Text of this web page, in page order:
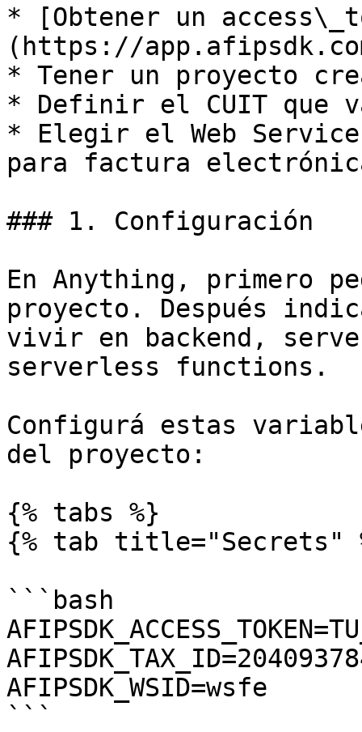
* [Obtener un
(https://
* Tener un proyecto
* Definir el CUIT que
* Elegir el Web
para factura
### 1. Configuración
En Anything, primero
proyecto. Después
vivir en backend,
serverless functions.
Configurá estas
del proyecto:
{% tabs %}
{% tab title="Secrets"
```bash
AFIPSDK_WSID=wsfe
```